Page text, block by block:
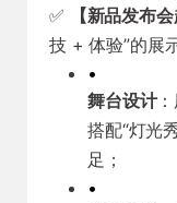
✅ 【新品发布会
技 + 体验”的
•
舞台设计：
搭配“灯光
足；
•